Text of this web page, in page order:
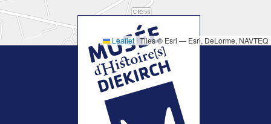
Leaflet|Tiles © Esri — Esri, DeLorme, NAVTEQ